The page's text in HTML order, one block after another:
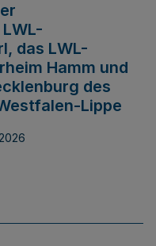
das LWL-
Hamm und
des
Lippe